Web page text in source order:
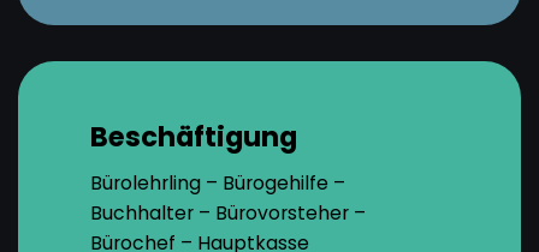
Beschäftigung
Bürolehrling – Bürogehilfe –
Buchhalter – Bürovorsteher –
Bürochef – Hauptkasse